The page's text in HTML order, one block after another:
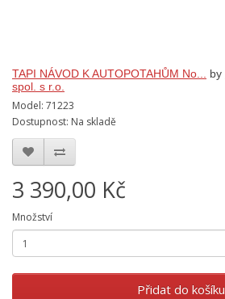
TAPI NÁVOD K AUTOPOTAHŮM No... by
spol. s r.o.
Model: 71223
Dostupnost: Na skladě
3 390,00 Kč
Množství
Přidat do košíku